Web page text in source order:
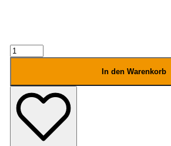
ROXY
BLOOM
Menge
In den Warenkorb